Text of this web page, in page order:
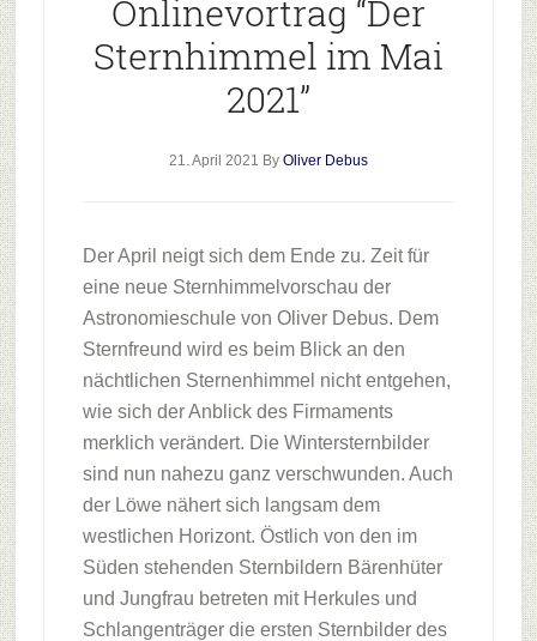
Onlinevortrag “Der
Sternhimmel im Mai
2021”
21. April 2021 By Oliver Debus
Der April neigt sich dem Ende zu. Zeit für
eine neue Sternhimmelvorschau der
Astronomieschule von Oliver Debus. Dem
Sternfreund wird es beim Blick an den
nächtlichen Sternenhimmel nicht entgehen,
wie sich der Anblick des Firmaments
merklich verändert. Die Wintersternbilder
sind nun nahezu ganz verschwunden. Auch
der Löwe nähert sich langsam dem
westlichen Horizont. Östlich von den im
Süden stehenden Sternbildern Bärenhüter
und Jungfrau betreten mit Herkules und
Schlangenträger die ersten Sternbilder des